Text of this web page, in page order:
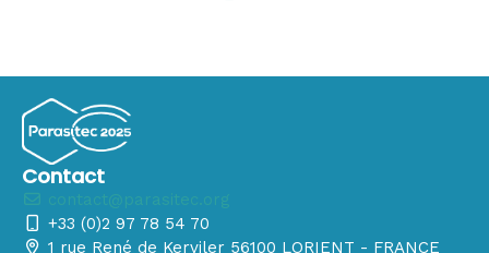
Contact
+33 (0)2 97 78 54 70
1 rue René de Kerviler 56100 LORIENT - FRANCE